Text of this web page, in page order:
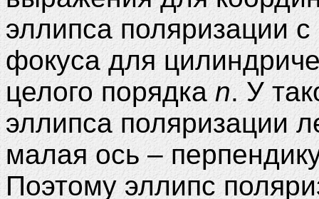
эллипса поляризации
фокуса для
целого порядкаn. У
эллипса поляризации
малая ось –
Поэтому эллипс